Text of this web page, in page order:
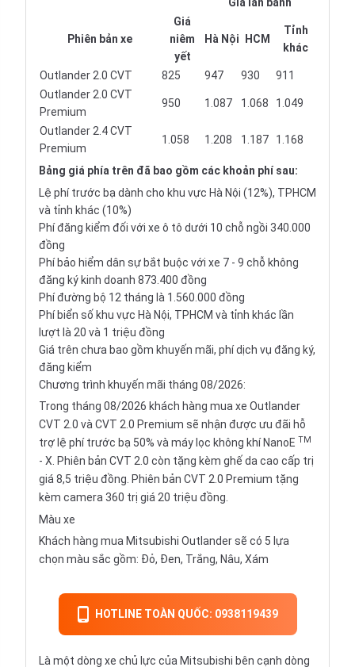
Phiên bản xe
Giá
niêm
yết
Hà Nội HCM
Tỉnh
khác
Outlander 2.0 CVT 825 947 930
911
Outlander 2.0 CVT
Premium
950 1.087 1.068 1.049
Outlander 2.4 CVT
Premium
1.058 1.208 1.187 1.168
Bảng giá phía trên đã bao gồm các khoản phí sau:
Lệ phí trước bạ dành cho khu vực Hà Nội (12%), TPHCM
và tỉnh khác (10%)
Phí đăng kiểm đối với xe ô tô dưới 10 chỗ ngồi 340.000
đồng
Phí bảo hiểm dân sự bắt buộc với xe 7 - 9 chỗ không
đăng ký kinh doanh 873.400 đồng
Phí đường bộ 12 tháng là 1.560.000 đồng
Phí biển số khu vực Hà Nội, TPHCM và tỉnh khác lần
lượt là 20 và 1 triệu đồng
Giá trên chưa bao gồm khuyến mãi, phí dịch vụ đăng ký,
đăng kiểm
Chương trình khuyến mãi tháng 08/2026:
Trong tháng 08/2026 khách hàng mua xe Outlander
CVT 2.0 và CVT 2.0 Premium sẽ nhận được ưu đãi hỗ
trợ lệ phí trước bạ 50% và máy lọc không khí NanoE TM
- X. Phiên bản CVT 2.0 còn tặng kèm ghế da cao cấp trị
giá 8,5 triệu đồng. Phiên bản CVT 2.0 Premium tặng
kèm camera 360 trị giá 20 triệu đồng.
Màu xe
Khách hàng mua Mitsubishi Outlander sẽ có 5 lựa
chọn màu sắc gồm: Đỏ, Đen, Trắng, Nâu, Xám
HOTLINE TOÀN QUỐC: 0938119439
Là một dòng xe chủ lực của Mitsubishi bên cạnh dòng